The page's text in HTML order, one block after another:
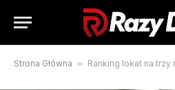
Strona Główna » Ranking lokat na trzy miesiące.